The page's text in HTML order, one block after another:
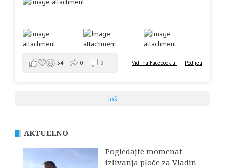
Vidi na Facebook-u · Podijeli
54 0 9
Još
AKTUELNO
Pogledajte momenat
izlivanja ploče za Vladin